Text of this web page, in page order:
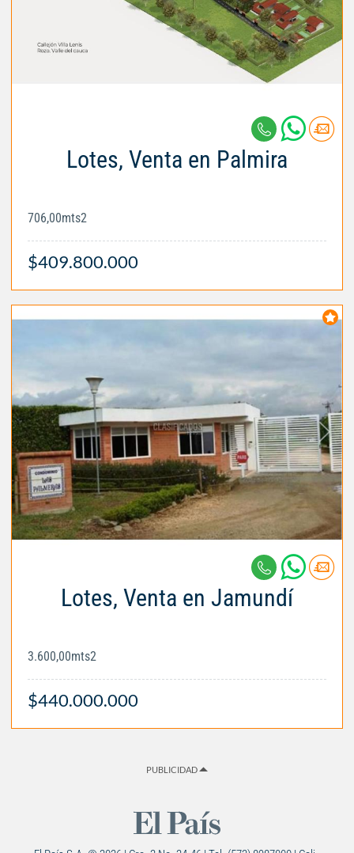
Lotes, Venta en Palmira
706,00mts2
$409.800.000
Lotes, Venta en Jamundí
3.600,00mts2
$440.000.000
PUBLICIDAD